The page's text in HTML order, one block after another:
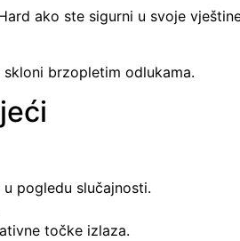
ako ste sigurni u svoje
brzopletim odlukama.
pogledu slučajnosti.
točke izlaza.